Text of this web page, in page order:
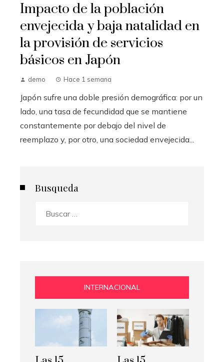
Impacto de la población
envejecida y baja natalidad en
la provisión de servicios
básicos en Japón
demo Hace 1 semana
Japón sufre una doble presión demográfica: por un
lado, una tasa de fecundidad que se mantiene
constantemente por debajo del nivel de
reemplazo y, por otro, una sociedad envejecida...
Busqueda
INTERNACIONAL